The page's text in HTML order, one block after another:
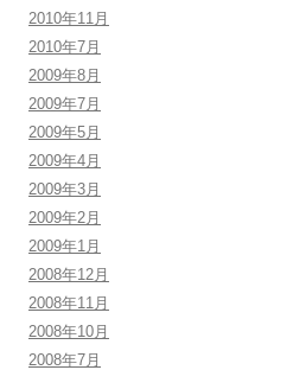
2010年11月
2010年7月
2009年8月
2009年7月
2009年5月
2009年4月
2009年3月
2009年2月
2009年1月
2008年12月
2008年11月
2008年10月
2008年7月